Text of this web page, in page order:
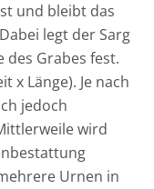
und bleibt das
legt der Sarg
des Grabes fest.
x Länge). Je nach
jedoch
wird
Urnen in